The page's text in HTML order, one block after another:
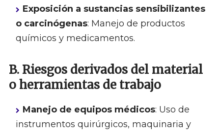
Exposición a sustancias sensibilizantes
o carcinógenas: Manejo de productos
químicos y medicamentos.
B. Riesgos derivados del material
o herramientas de trabajo
Manejo de equipos médicos: Uso de
instrumentos quirúrgicos, maquinaria y